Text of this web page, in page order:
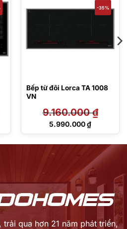
-35%
Bếp từ đôi Lorca TA 1008
VN
9.160.000₫
Giá
9.160.000 ₫.
5.990.000₫
Giá
5.990.000 ₫.
qua hơn 21 năm phát triển,